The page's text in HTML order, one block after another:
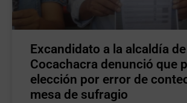
Excandidato a la alcaldía de
Cocachacra denunció que
elección por error de
mesa de sufragio